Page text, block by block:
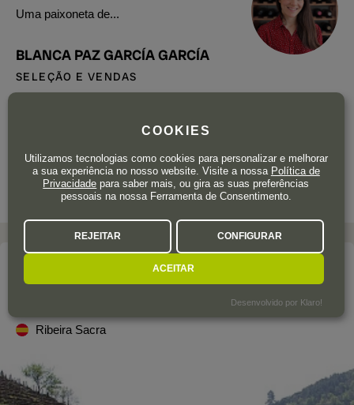
Uma paixoneta de...
BLANCA PAZ GARCÍA GARCÍA
SELEÇÃO E VENDAS
Suculento, perfumado, fresco e delicioso... é
impossível não se apaixonar pela Ribeira
Sacra. Uma relação qualidade-preço
imbatível!
Ribeira Sacra
COOKIES
Utilizamos tecnologias como cookies para personalizar e melhorar
a sua experiência no nosso website. Visite a nossa Política de
Privacidade para saber mais, ou gira as suas preferências
pessoais na nossa Ferramenta de Consentimento.
REJEITAR CONFIGURAR
ACEITAR
Desenvolvido por Klaro!